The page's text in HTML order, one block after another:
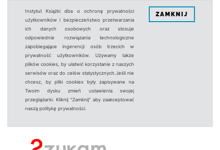
Instytut Książki dba o ochronę prywatności
użytkowników i bezpieczeństwo przetwarzania
ich danych osobowych oraz stosuje
odpowiednie rozwiązania technologiczne
zapobiegające ingerencji osób trzecich w
prywatność użytkowników. Używamy także
plików cookies, by ułatwić korzystanie z naszych
serwisów oraz do celów statystycznych.Jeśli nie
chcesz, by pliki cookies były zapisywane na
Twoim dysku zmień ustawienia swojej
przeglądarki. Kliknij "Zamknij" aby zaakceptować
naszą politykę prywatności.
ZAMKNIJ